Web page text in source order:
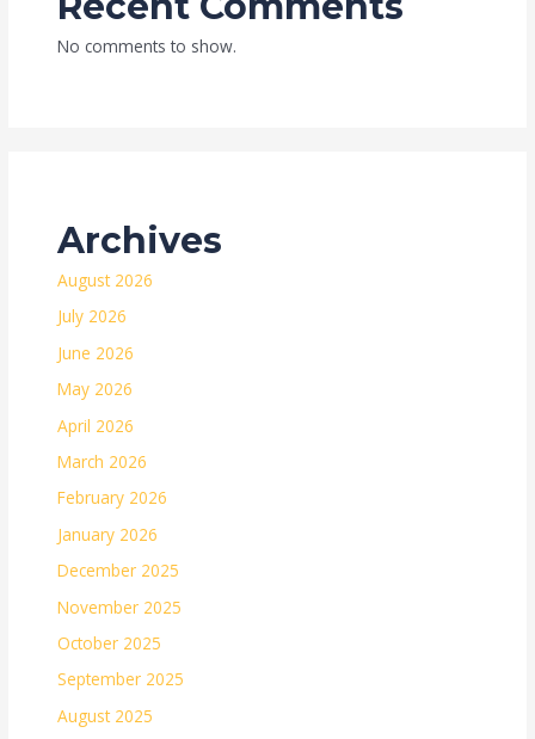
No comments to show.
Archives
August 2026
July 2026
June 2026
May 2026
April 2026
March 2026
February 2026
January 2026
December 2025
November 2025
October 2025
September 2025
August 2025